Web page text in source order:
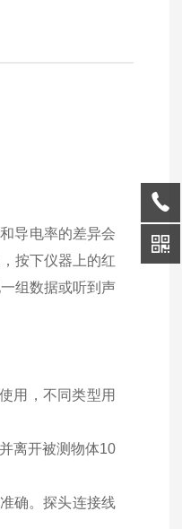
导电率的差异会
按下仪器上的红
组数据或听到声
用，不同类型用
离开被测物体10
确。探头连接线